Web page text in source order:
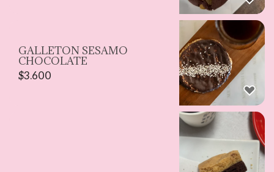
GALLETON SESAMO
CHOCOLATE
$3.600